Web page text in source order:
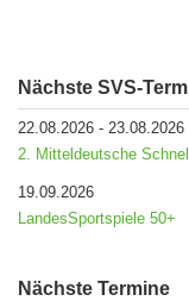
Nächste SVS-
22.08.2026 - 23.08.2026
2. Mitteldeutsche
19.09.2026
LandesSportspiele 50+
Nächste Termine